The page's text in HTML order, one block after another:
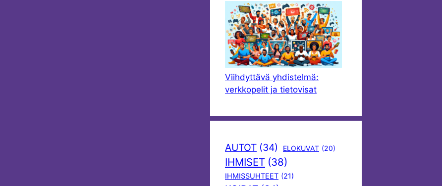
Viihdyttävä yhdistelmä:
verkkopelit ja tietovisat
AUTOT (34) ELOKUVAT (20)
IHMISET (38)
IHMISSUHTEET (21)